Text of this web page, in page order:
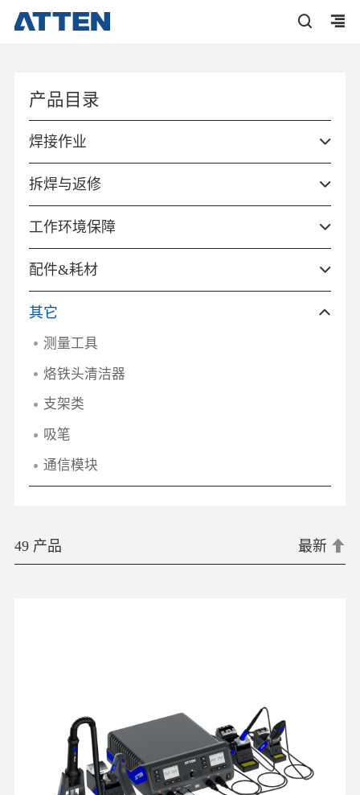
产品目录
焊接作业
拆焊与返修
工作环境保障
配件&耗材
其它
测量工具
烙铁头清洁器
支架类
吸笔
通信模块
49 产品 最新